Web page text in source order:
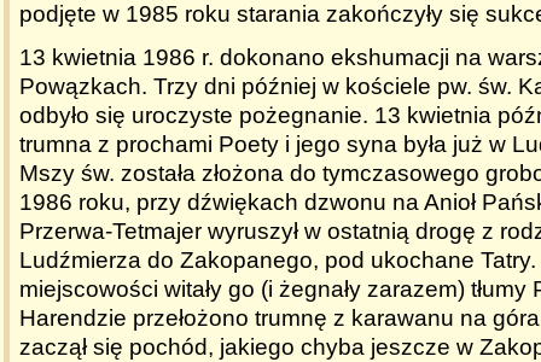
podjęte w 1985 roku starania zakończyły się
13 kwietnia 1986 r. dokonano ekshumacji na
Powązkach. Trzy dni później w kościele pw. św.
odbyło się uroczyste pożegnanie. 13 kwietnia
trumna z prochami Poety i jego syna była już w
Mszy św. została złożona do tymczasowego
1986 roku, przy dźwiękach dzwonu na Anioł
Przerwa-Tetmajer wyruszył w ostatnią drogę z
Ludźmierza do Zakopanego, pod ukochane
miejscowości witały go (i żegnały zarazem) tłumy
Harendzie przełożono trumnę z karawanu na
zaczął się pochód, jakiego chyba jeszcze w